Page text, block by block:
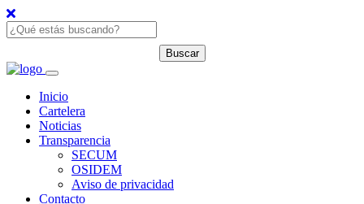
Inicio
Cartelera
Noticias
Transparencia
SECUM
OSIDEM
Aviso de privacidad
Contacto